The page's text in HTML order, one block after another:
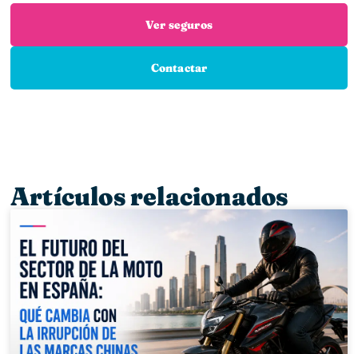
Ver seguros
Contactar
Artículos relacionados